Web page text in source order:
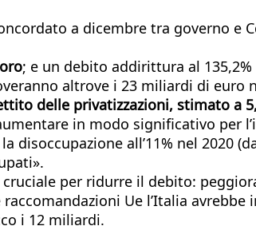
a dicembre tra governo e
; e un debito addirittura al
altrove i 23 miliardi di euro
delle privatizzazioni, stimato a
in modo significativo per
all’11% nel 2020
per ridurre il debito:
Ue l’Italia
i 12 miliardi.